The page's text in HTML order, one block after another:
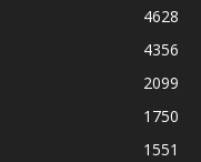
4628
4356
2099
1750
1551